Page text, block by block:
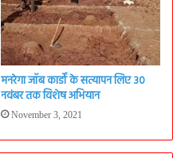
मनरेगा जॉब कार्डों के सत्यापन लिए 30
नवंबर तक विशेष अभियान
November 3, 2021